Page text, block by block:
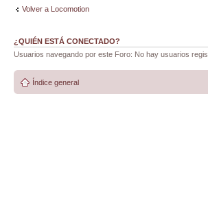
Volver a Locomotion
¿QUIÉN ESTÁ CONECTADO?
Usuarios navegando por este Foro: No hay usuarios
Índice general